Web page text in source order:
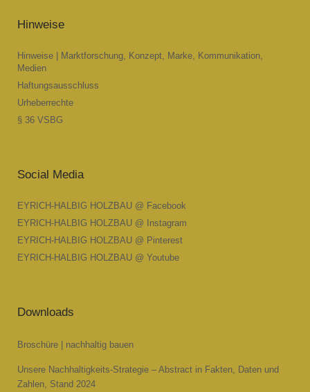
Hinweise
Hinweise | Marktforschung, Konzept, Marke, Kommunikation,
Medien
Haftungsausschluss
Urheberrechte
§ 36 VSBG
Social Media
EYRICH-HALBIG HOLZBAU @ Facebook
EYRICH-HALBIG HOLZBAU @ Instagram
EYRICH-HALBIG HOLZBAU @ Pinterest
EYRICH-HALBIG HOLZBAU @ Youtube
Downloads
Broschüre | nachhaltig bauen
Unsere Nachhaltigkeits-Strategie – Abstract in Fakten, Daten und
Zahlen, Stand 2024